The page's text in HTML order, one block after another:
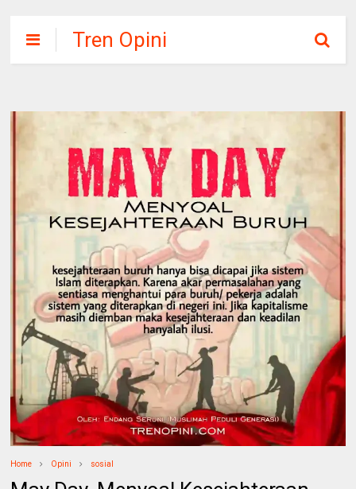
Tren Opini
Home Opini sosial